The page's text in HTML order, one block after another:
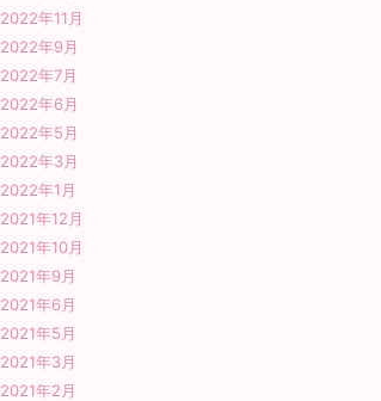
2022年11月
2022年9月
2022年7月
2022年6月
2022年5月
2022年3月
2022年1月
2021年12月
2021年10月
2021年9月
2021年6月
2021年5月
2021年3月
2021年2月